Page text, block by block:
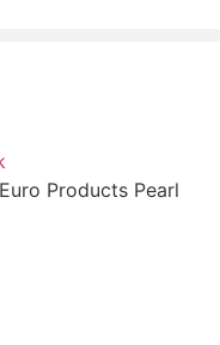
Products Pearl